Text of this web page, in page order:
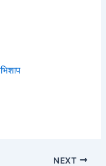
NEXT